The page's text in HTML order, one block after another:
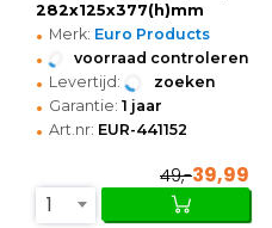
282x125x377(h)mm
• Merk: Euro Products
• voorraad controleren
• Levertijd: zoeken
• Garantie: 1 jaar
• Art.nr: EUR-441152
49,-39,99
1